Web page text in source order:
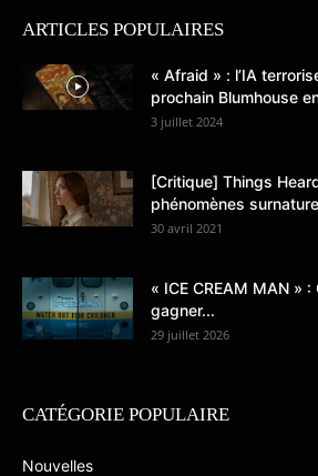
ARTICLES POPULAIRES
« Afraid » : l’IA
prochain Blumhouse
3 juillet 2024
[Critique] Things
phénomènes
30 avril 2021
« ICE CREAM MAN »
gagner...
29 juillet 2026
CATÉGORIE POPULAIRE
Nouvelles